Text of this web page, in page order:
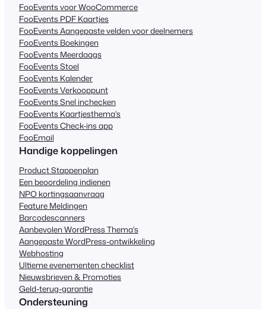
FooEvents voor WooCommerce
FooEvents PDF Kaartjes
FooEvents Aangepaste velden voor deelnemers
FooEvents Boekingen
FooEvents Meerdaags
FooEvents Stoel
FooEvents Kalender
FooEvents Verkooppunt
FooEvents Snel inchecken
FooEvents Kaartjesthema's
FooEvents Check-ins app
FooEmail
Handige koppelingen
Product Stappenplan
Een beoordeling indienen
NPO kortingsaanvraag
Feature Meldingen
Barcodescanners
Aanbevolen WordPress Thema's
Aangepaste WordPress-ontwikkeling
Webhosting
Ultieme evenementen checklist
Nieuwsbrieven & Promoties
Geld-terug-garantie
Ondersteuning